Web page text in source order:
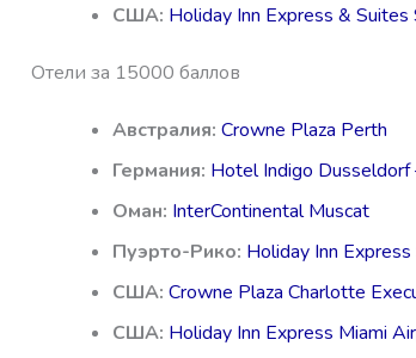
США: Holiday Inn Express &
Отели за 15000 баллов
Австралия: Crowne Plaza Perth
Германия: Hotel Indigo Dusseldorf
Оман: InterContinental Muscat
Пуэрто-Рико: Holiday Inn Express
США: Crowne Plaza Charlotte
США: Holiday Inn Express Miami